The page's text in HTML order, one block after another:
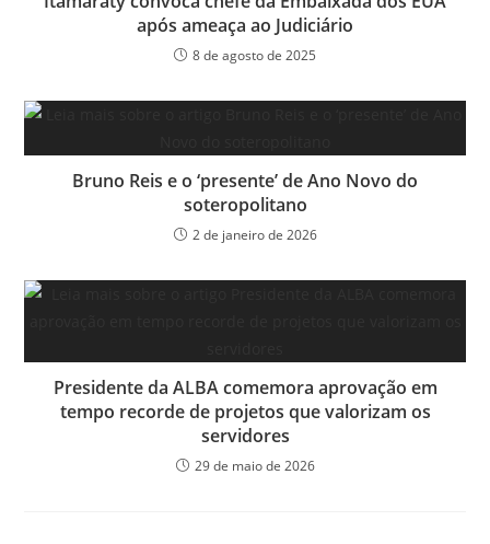
após ameaça ao Judiciário
8 de agosto de 2025
Bruno Reis e o ‘presente’ de Ano Novo do
soteropolitano
2 de janeiro de 2026
Presidente da ALBA comemora aprovação em
tempo recorde de projetos que valorizam os
servidores
29 de maio de 2026